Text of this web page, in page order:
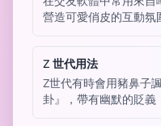
營造可愛俏皮的互動氛
Z 世代用法
Z世代有時會用豬鼻子
卦』，帶有幽默的貶義